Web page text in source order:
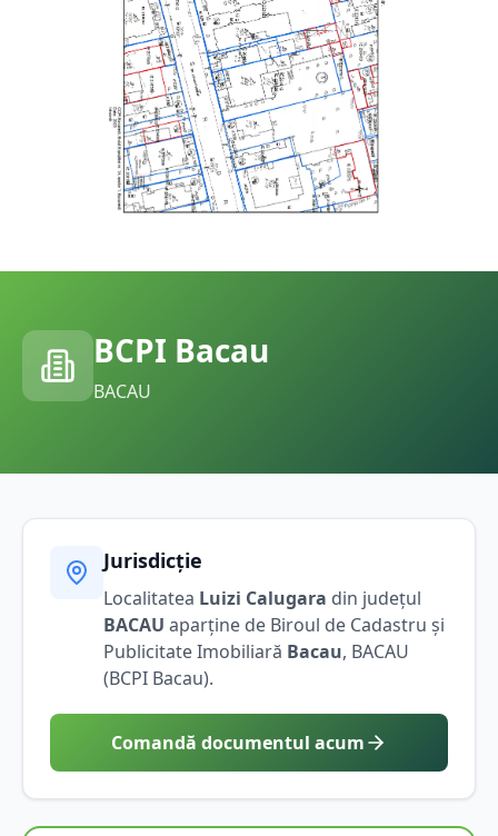
BCPI Bacau
BACAU
Jurisdicție
Localitatea Luizi Calugara din județul
BACAU aparține de Biroul de Cadastru și
Publicitate Imobiliară Bacau, BACAU
(BCPI Bacau).
Comandă documentul acum